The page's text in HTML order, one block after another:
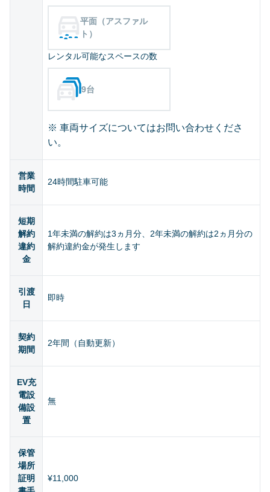
平面（アスファル
ト）
レンタル可能なスペースの数
9台
※ 車両サイズについてはお問い合わせくださ
い。
営業
時間
24時間駐車可能
短期
解約
違約
金
1年未満の解約は3ヵ月分、2年未満の解約は2ヵ月分の
解約違約金が発生します
引渡
日
即時
契約
期間
2年間（自動更新）
EV充
電設
備設
置
無
保管
場所
証明
¥11,000